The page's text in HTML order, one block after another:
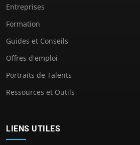
Entreprises
Formation
Guides et Conseils
Offres d'emploi
Portraits de Talents
Ressources et Outils
LIENS UTILES